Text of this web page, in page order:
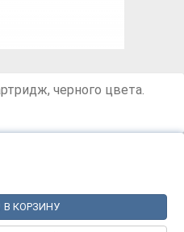
черного цвета.
В КОРЗИНУ